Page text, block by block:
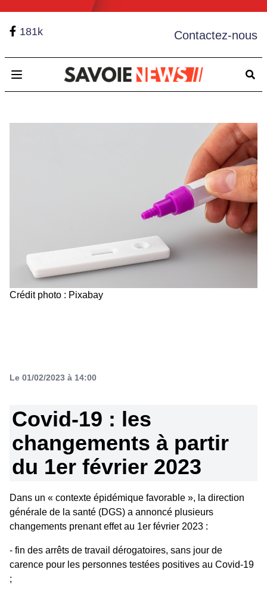
181k Contactez-nous
Open main menu
Crédit photo : Pixabay
Le 01/02/2023 à 14:00
Covid-19 : les
changements à partir
du 1er février 2023
Dans un « contexte épidémique favorable », la direction
générale de la santé (DGS) a annoncé plusieurs
changements prenant effet au 1er février 2023 :
- fin des arrêts de travail dérogatoires, sans jour de
carence pour les personnes testées positives au Covid-19
;